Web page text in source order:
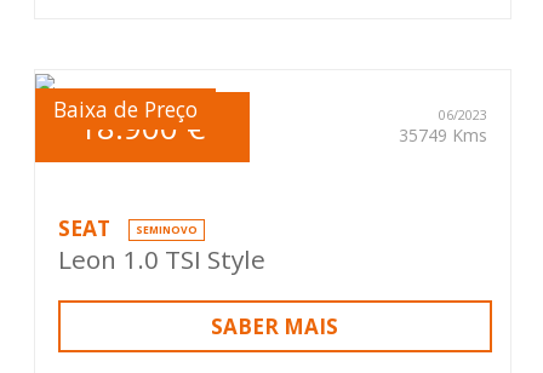
Baixa de Preço
18.900 € 06/2023
35749 Kms
SEAT SEMINOVO
Leon 1.0 TSI Style
SABER MAIS